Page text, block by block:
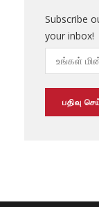
Subscribe
your inbox!